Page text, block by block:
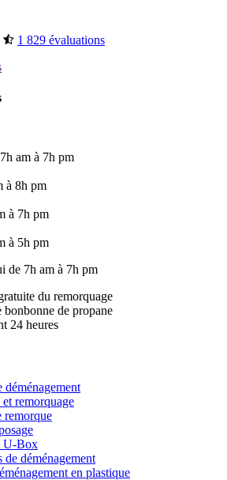
1 829 évaluations
am à 7h pm
à 8h pm
à 7h pm
à 5h pm
de 7h am à 7h pm
du remorquage
bonbonne de propane
24 heures
déménagement
remorquage
remorque
U-Box
de déménagement
en plastique